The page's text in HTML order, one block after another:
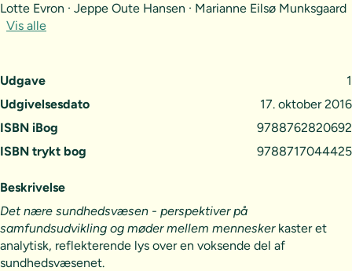
Udgave
1
Udgivelsesdato
17. oktober 2016
ISBN iBog
9788762820692
ISBN trykt bog
9788717044425
Lotte Evron · Jeppe Oute Hansen · Marianne Eilsø Munksgaard
Vis alle
Beskrivelse
Det nære sundhedsvæsen - perspektiver på
samfundsudvikling og møder mellem menneskerkaster et
analytisk, reflekterende lys over en voksende del af
sundhedsvæsenet.